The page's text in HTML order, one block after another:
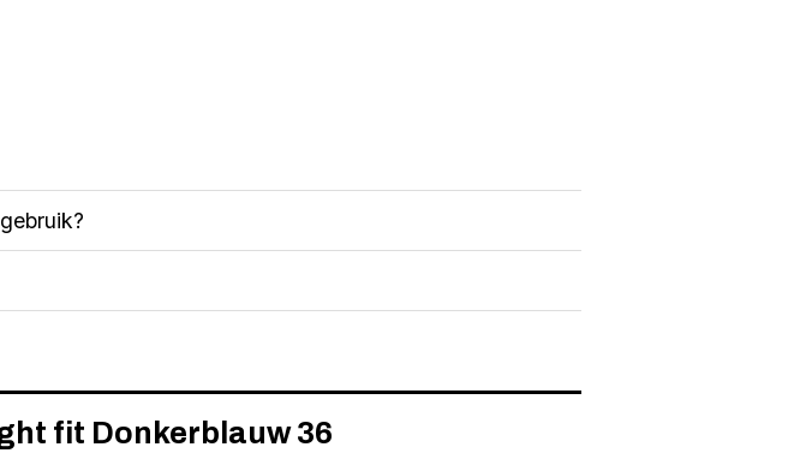
fit Donkerblauw 36